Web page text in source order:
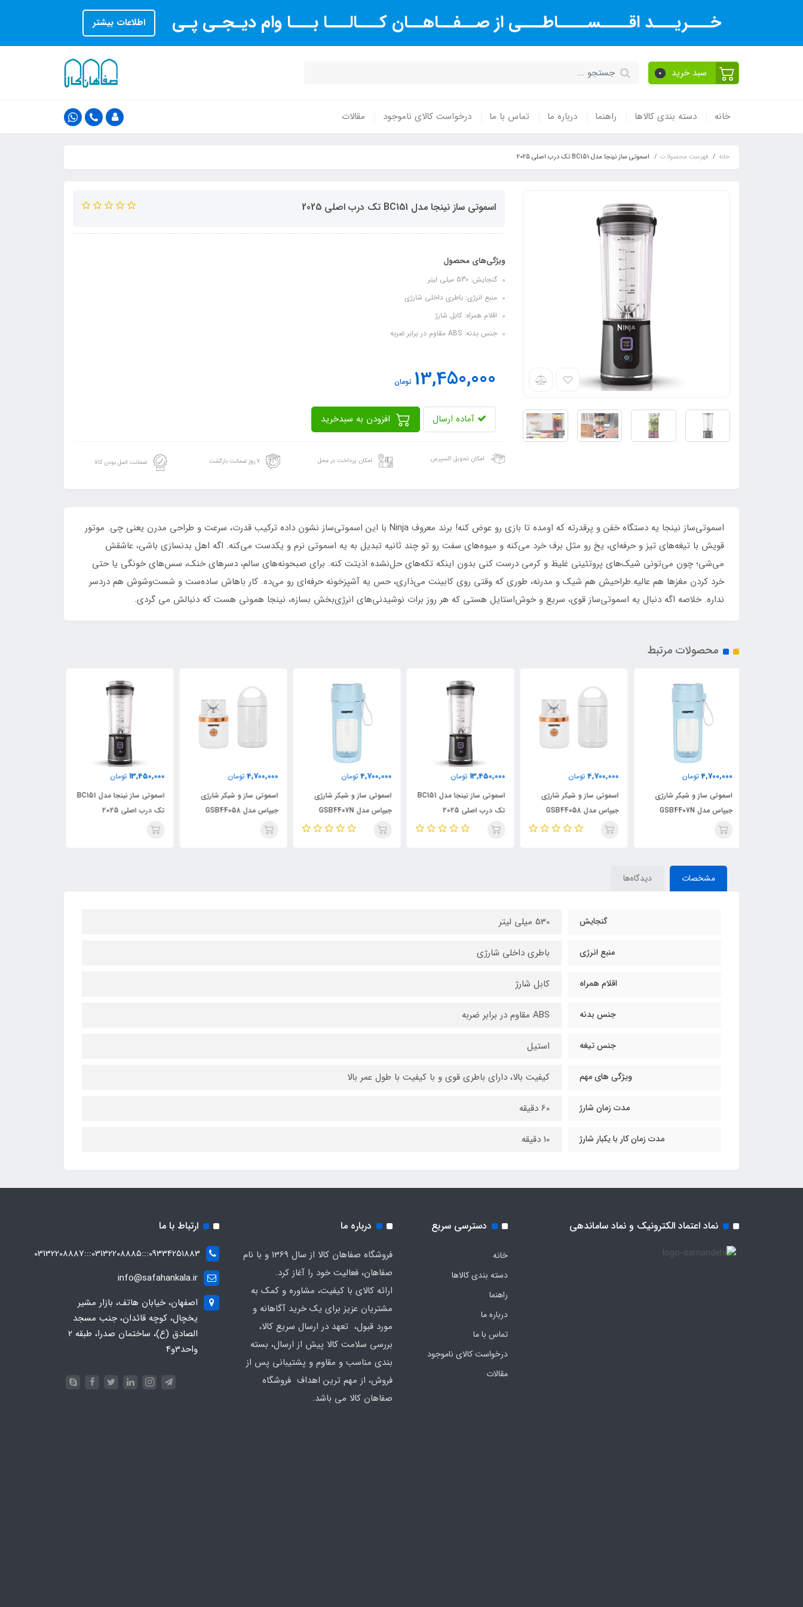
خـــریـــد اقــــســــاطـــی از صــفــاهــان کـــالـــا بـــا وام دیـجـی پـی اطلاعات بیشتر
سبد خرید 0
خانه دسته بندی کالاها راهنما درباره ما تماس با ما درخواست کالای ناموجود مقالات
خانه فهرست محصولات اسموتی ساز نینجا مدل BC151 تک درب اصلی 2025
اسموتی ساز نینجا مدل BC151 تک درب اصلی 2025
ویژگی‌های محصول
گنجایش: 530 میلی لیتر
منبع انرژی: باطری داخلی شارژی
اقلام همراه: کابل شارژ
جنس بدنه: ABS مقاوم در برابر ضربه
13,450,000 تومان
آماده ارسال
امکان تحویل اکسپرس امکان پرداخت در محل ۷ روز ضمانت بازگشت ضمانت اصل بودن کالا
اسموتی‌ساز نینجا یه دستگاه خفن و پرقدرته که اومده تا بازی رو عوض کنه! برند معروف Ninja با این اسموتی‌ساز نشون داده ترکیب قدرت، سرعت و طراحی مدرن یعنی چی. موتور
قویش با تیغه‌های تیز و حرفه‌ای، یخ رو مثل برف خرد می‌کنه و میوه‌های سفت رو تو چند ثانیه تبدیل به یه اسموتی نرم و یکدست می‌کنه. اگه اهل بدنسازی باشی، عاشقش
می‌شی؛ چون می‌تونی شیک‌های پروتئینی غلیظ و کرمی درست کنی بدون اینکه تکه‌های حل‌نشده اذیتت کنه. برای صبحونه‌های سالم، دسرهای خنک، سس‌های خونگی یا حتی
خرد کردن مغزها هم عالیه.طراحیش هم شیک و مدرنه، طوری که وقتی روی کابینت می‌ذاری، حس یه آشپزخونه حرفه‌ای رو می‌ده. کار باهاش ساده‌ست و شست‌وشوش هم دردسر
نداره. خلاصه اگه دنبال یه اسموتی‌ساز قوی، سریع و خوش‌استایل هستی که هر روز برات نوشیدنی‌های انرژی‌بخش بسازه، نینجا همونی هست که دنبالش می گردی.
محصولات مرتبط
4,700,000 تومان
اسموتی ساز و شیکر شارژی
جیپاس مدل GSB44058
13,450,000 تومان
اسموتی ساز نینجا مدل BC151
تک درب اصلی 2025
4,700,000 تومان
اسموتی ساز و شیکر شارژی
جیپاس مدل GSB4407N
4,700,000 تومان
اسموتی ساز و شیکر شارژی
جیپاس مدل GSB44058
13,450,000 تومان
اسموتی ساز نینجا مدل BC151
تک درب اصلی 2025
4,700,000 تومان
اسموتی ساز و شیکر شارژی
جیپاس مدل GSB4407N
مشخصات دیدگاه‌ها
گنجایش 530 میلی لیتر
منبع انرژی باطری داخلی شارژی
اقلام همراه کابل شارژ
جنس بدنه ABS مقاوم در برابر ضربه
جنس تیغه استیل
ویژگی های مهم کیفیت بالا، دارای باطری قوی و با کیفیت با طول عمر بالا
مدت زمان شارژ 60 دقیقه
مدت زمان کار با یکبار شارژ 10 دقیقه
نماد اعتماد الکترونیک و نماد ساماندهی دسترسی سریع
خانه
دسته بندی کالاها
راهنما
درباره ما
تماس با ما
درخواست کالای ناموجود
مقالات
درباره ما
فروشگاه صفاهان کالا از سال 1369 و با نام
صفاهان، فعالیت خود را آغاز کرد.
ارائه کالای با کیفیت، مشاوره و کمک به
مشتریان عزیز برای یک خرید آگاهانه و
مورد قبول، تعهد در ارسال سریع کالا،
بررسی سلامت کالا پیش از ارسال، بسته
بندی مناسب و مقاوم و پشتیبانی پس از
فروش، از مهم ترین اهداف فروشگاه
صفاهان کالا می باشد.
ارتباط با ما
09334251883:::03132208885:::03132208887
info@safahankala.ir
اصفهان، خیابان هاتف، بازار مشیر
یخچال، کوچه قائدان، جنب مسجد
الصادق (ع)، ساختمان صدرا، طبقه 2
واحد3و4